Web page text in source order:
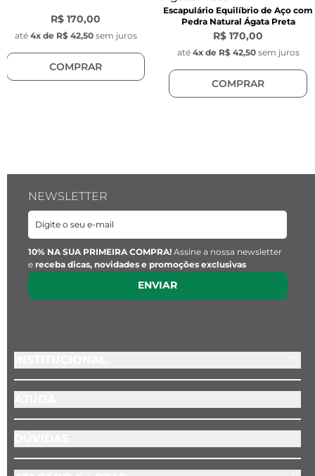
Características do Pingente
- Largura: 12 mm
- Comprimento: 14 mm
- Espessura: 4 mm
- Cor: Prata
Características do Pingente Key Design:
- Pingente redondo com gravação da chave da
Key Design
- Diâmetro: 1 cm
- Espessura: 1 mm
- Material: Aço inoxidável
R$ 170,00
até 4x de R$ 42,50 sem juros
COMPRAR
Escapulário Equilíbrio de Aço com
Pedra Natural Ágata Preta
R$ 170,00
até 4x de R$ 42,50 sem juros
COMPRAR
NEWSLETTER
10% NA SUA PRIMEIRA COMPRA! Assine a nossa newsletter
e receba dicas, novidades e promoções exclusivas
ENVIAR